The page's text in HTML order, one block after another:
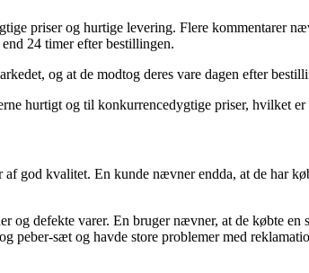
priser og hurtige levering. Flere kommentarer
24 timer efter bestillingen.
og at de modtog deres vare dagen efter
hurtigt og til konkurrencedygtige priser, hvilket
god kvalitet. En kunde nævner endda, at de har
og defekte varer. En bruger nævner, at de købte
peber-sæt og havde store problemer med